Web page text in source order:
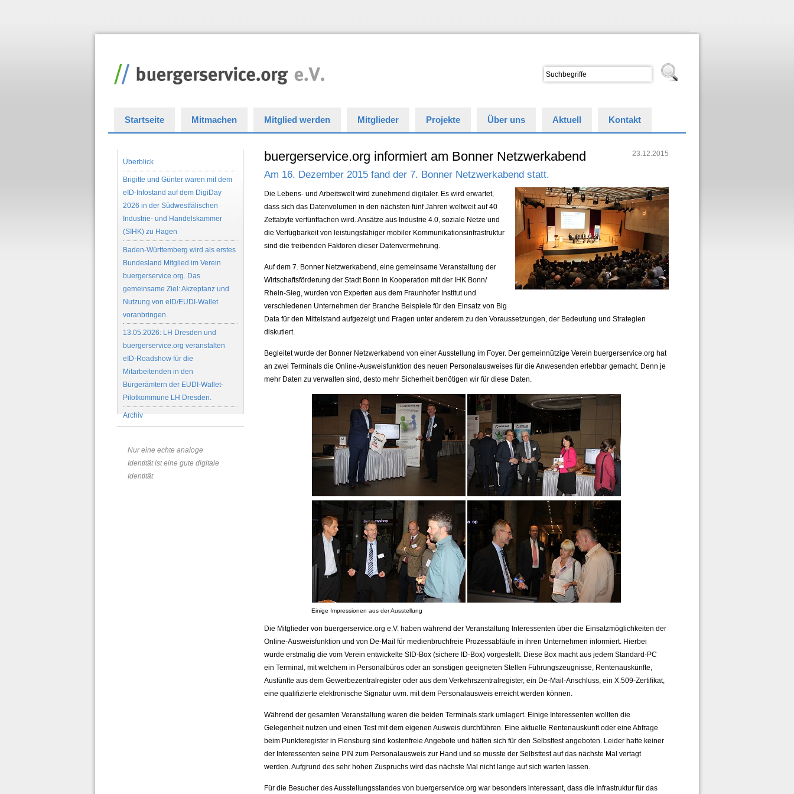
Startseite Mitmachen Mitglied werden Mitglieder Projekte Über uns Aktuell Kontakt
Überblick
Brigitte und Günter waren mit dem
eID-Infostand auf dem DigiDay
2026 in der Südwestfälischen
Industrie- und Handelskammer
(SIHK) zu Hagen
Baden-Württemberg wird als erstes
Bundesland Mitglied im Verein
buergerservice.org. Das
gemeinsame Ziel: Akzeptanz und
Nutzung von eID/EUDI-Wallet
voranbringen.
13.05.2026: LH Dresden und
buergerservice.org veranstalten
eID-Roadshow für die
Mitarbeitenden in den
Bürgerämtern der EUDI-Wallet-
Pilotkommune LH Dresden.
Archiv
Nur eine echte analoge
Identität ist eine gute digitale
Identität
buergerservice.org informiert am Bonner Netzwerkabend
Am 16. Dezember 2015 fand der 7. Bonner Netzwerkabend statt.
23.12.2015
Die Lebens- und Arbeitswelt wird zunehmend digitaler. Es wird erwartet,
dass sich das Datenvolumen in den nächsten fünf Jahren weltweit auf 40
Zettabyte verfünffachen wird. Ansätze aus Industrie 4.0, soziale Netze und
die Verfügbarkeit von leistungsfähiger mobiler Kommunikationsinfrastruktur
sind die treibenden Faktoren dieser Datenvermehrung.
Auf dem 7. Bonner Netzwerkabend, eine gemeinsame Veranstaltung der
Wirtschaftsförderung der Stadt Bonn in Kooperation mit der IHK Bonn/
Rhein-Sieg, wurden von Experten aus dem Fraunhofer Institut und
verschiedenen Unternehmen der Branche Beispiele für den Einsatz von Big
Data für den Mittelstand aufgezeigt und Fragen unter anderem zu den Voraussetzungen, der Bedeutung und Strategien
diskutiert.
Begleitet wurde der Bonner Netzwerkabend von einer Ausstellung im Foyer. Der gemeinnützige Verein buergerservice.org hat
an zwei Terminals die Online-Ausweisfunktion des neuen Personalausweises für die Anwesenden erlebbar gemacht. Denn je
mehr Daten zu verwalten sind, desto mehr Sicherheit benötigen wir für diese Daten.
Einige Impressionen aus der Ausstellung
Die Mitglieder von buergerservice.org e.V. haben während der Veranstaltung Interessenten über die Einsatzmöglichkeiten der
Online-Ausweisfunktion und von De-Mail für medienbruchfreie Prozessabläufe in ihren Unternehmen informiert. Hierbei
wurde erstmalig die vom Verein entwickelte SID-Box (sichere ID-Box) vorgestellt. Diese Box macht aus jedem Standard-PC
ein Terminal, mit welchem in Personalbüros oder an sonstigen geeigneten Stellen Führungszeugnisse, Rentenauskünfte,
Ausfünfte aus dem Gewerbezentralregister oder aus dem Verkehrszentralregister, ein De-Mail-Anschluss, ein X.509-Zertifikat,
eine qualifizierte elektronische Signatur uvm. mit dem Personalausweis erreicht werden können.
Während der gesamten Veranstaltung waren die beiden Terminals stark umlagert. Einige Interessenten wollten die
Gelegenheit nutzen und einen Test mit dem eigenen Ausweis durchführen. Eine aktuelle Rentenauskunft oder eine Abfrage
beim Punkteregister in Flensburg sind kostenfreie Angebote und hätten sich für den Selbsttest angeboten. Leider hatte keiner
der Interessenten seine PIN zum Personalausweis zur Hand und so musste der Selbsttest auf das nächste Mal vertagt
werden. Aufgrund des sehr hohen Zuspruchs wird das nächste Mal nicht lange auf sich warten lassen.
Für die Besucher des Ausstellungsstandes von buergerservice.org war besonders interessant, dass die Infrastruktur für das